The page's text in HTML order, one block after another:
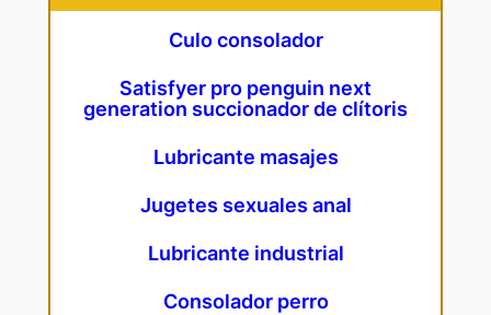
Culo consolador
Satisfyer pro penguin next
generation succionador de clítoris
Lubricante masajes
Jugetes sexuales anal
Lubricante industrial
Consolador perro